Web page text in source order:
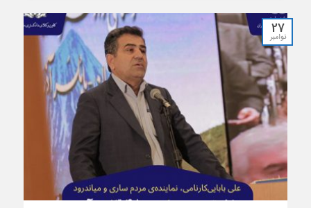
27
نوامبر